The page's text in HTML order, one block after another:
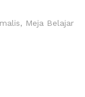
, Meja Belajar